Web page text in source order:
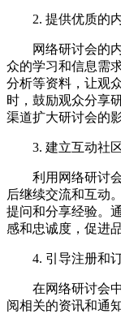
2. 提供优质的
网络研讨会的
众的学习和信息需
分析等资料，让观
时，鼓励观众分享
渠道扩大研讨会的
3. 建立互动社
利用网络研讨
后继续交流和互动
提问和分享经验。
感和忠诚度，促进
4. 引导注册和
在网络研讨会
阅相关的资讯和通